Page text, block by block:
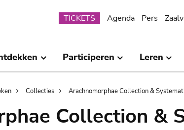
Submenu
TICKETS Agenda Pers
Participeren Leren
Collecties Arachnomorphae Collection &
Collection &